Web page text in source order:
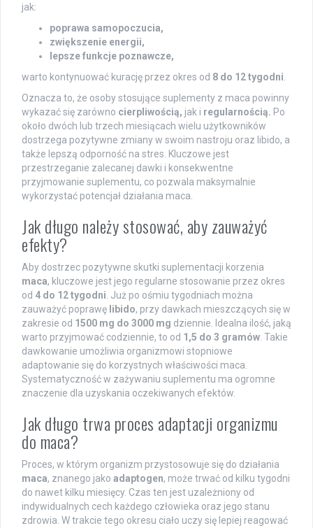
jak:
poprawa samopoczucia,
zwiększenie energii,
lepsze funkcje poznawcze,
warto kontynuować kurację przez okres od 8 do 12 tygodni.
Oznacza to, że osoby stosujące suplementy z maca powinny
wykazać się zarówno cierpliwością, jak i regularnością. Po
około dwóch lub trzech miesiącach wielu użytkowników
dostrzega pozytywne zmiany w swoim nastroju oraz libido, a
także lepszą odporność na stres. Kluczowe jest
przestrzeganie zalecanej dawki i konsekwentne
przyjmowanie suplementu, co pozwala maksymalnie
wykorzystać potencjał działania maca.
Jak długo należy stosować, aby zauważyć
efekty?
Aby dostrzec pozytywne skutki suplementacji korzenia
maca, kluczowe jest jego regularne stosowanie przez okres
od 4 do 12 tygodni. Już po ośmiu tygodniach można
zauważyć poprawę libido, przy dawkach mieszczących się w
zakresie od 1500 mg do 3000 mg dziennie. Idealna ilość, jaką
warto przyjmować codziennie, to od 1,5 do 3 gramów. Takie
dawkowanie umożliwia organizmowi stopniowe
adaptowanie się do korzystnych właściwości maca.
Systematyczność w zażywaniu suplementu ma ogromne
znaczenie dla uzyskania oczekiwanych efektów.
Jak długo trwa proces adaptacji organizmu
do maca?
Proces, w którym organizm przystosowuje się do działania
maca, znanego jako adaptogen, może trwać od kilku tygodni
do nawet kilku miesięcy. Czas ten jest uzależniony od
indywidualnych cech każdego człowieka oraz jego stanu
zdrowia. W trakcie tego okresu ciało uczy się lepiej reagować